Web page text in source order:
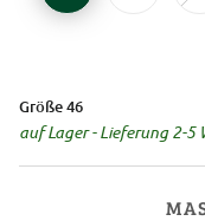
Größe 46
auf Lager - Lieferung 2-